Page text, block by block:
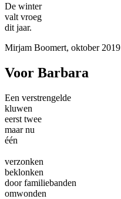
De winter
valt vroeg
dit jaar.
Mirjam Boomert, oktober 2019
Voor Barbara
Een verstrengelde
kluwen
eerst twee
maar nu
één
verzonken
beklonken
door familiebanden
omwonden